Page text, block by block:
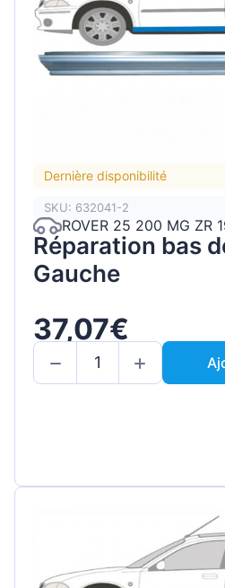
Dernière disponibilité
SKU: 632041-2
ROVER 25 200 MG ZR
Réparation bas
Gauche
37,07€